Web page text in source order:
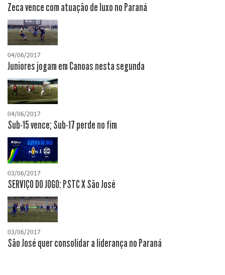
Zeca vence com atuação de luxo no Paraná
04/06/2017
Juniores jogam em Canoas nesta segunda
04/06/2017
Sub-15 vence; Sub-17 perde no fim
03/06/2017
SERVIÇO DO JOGO: PSTC X São José
03/06/2017
São José quer consolidar a liderança no Paraná